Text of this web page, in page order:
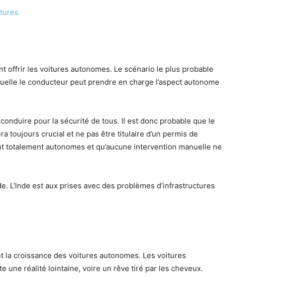
offrir les voitures autonomes. Le scénario le plus probable
le conducteur peut prendre en charge l’aspect autonome
pour la sécurité de tous. Il est donc probable que le
toujours crucial et ne pas être titulaire d’un permis de
autonomes et qu’aucune intervention manuelle ne
L’Inde est aux prises avec des problèmes d’infrastructures
croissance des voitures autonomes. Les voitures
une réalité lointaine, voire un rêve tiré par les cheveux.